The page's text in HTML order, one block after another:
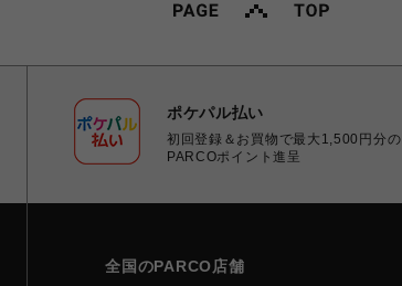
ポケパル払い
初回登録＆お買物で最大1,500円分の
PARCOポイント進呈
全国のPARCO店舗